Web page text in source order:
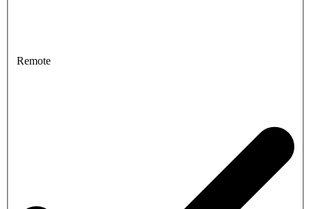
Remote